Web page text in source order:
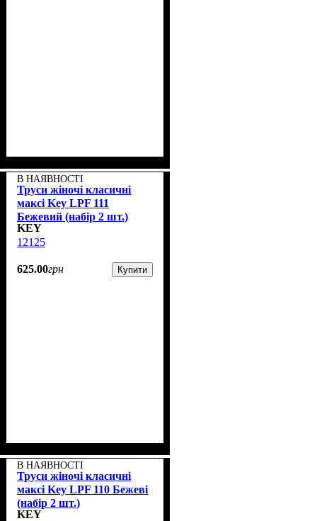
В НАЯВНОСТІ
Труси жіночі класичні
максі Key LPF 111
Бежевий (набір 2 шт.)
KEY
12125
625.00грн Купити
В НАЯВНОСТІ
Труси жіночі класичні
максі Key LPF 110 Бежеві
(набір 2 шт.)
KEY